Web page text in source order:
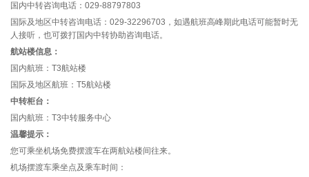
国内中转咨询电话：029-88797803
国际及地区中转咨询电话：029-32296703，如遇航班高峰期此电话可能暂时无
人接听，也可拨打国内中转协助咨询电话。
航站楼信息：
国内航班：T3航站楼
国际及地区航班：T5航站楼
中转柜台：
国内航班：T3中转服务中心
温馨提示：
您可乘坐机场免费摆渡车在两航站楼间往来。
机场摆渡车乘坐点及乘车时间：